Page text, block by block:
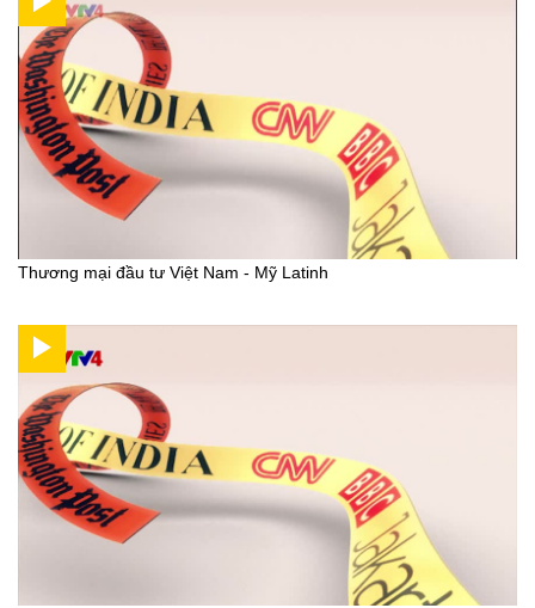
Thương mại đầu tư Việt Nam - Mỹ Latinh